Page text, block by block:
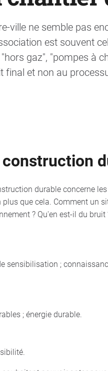
ville ne semble pas
est souvent
gaz", "pompes à
et non au
durable concerne
que cela. Comment un
? Qu'en est-il du
sensibilisation ;
; énergie durable.